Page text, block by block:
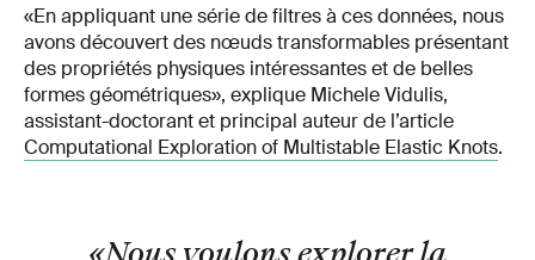
«En appliquant une série de filtres à ces données, nous
avons découvert des nœuds transformables présentant
des propriétés physiques intéressantes et de belles
formes géométriques», explique Michele Vidulis,
assistant-doctorant et principal auteur de l’article
Computational Exploration of Multistable Elastic Knots.